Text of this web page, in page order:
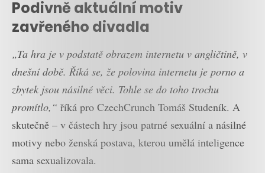
Podivně aktuální motiv
zavřeného divadla
„Ta hra je v podstatě obrazem internetu v angličtině, v
dnešní době. Říká se, že polovina internetu je porno a
zbytek jsou násilné věci. Tohle se do toho trochu
promítlo,“ říká pro CzechCrunch Tomáš Studeník. A
skutečně – v částech hry jsou patrné sexuální a násilné
motivy nebo ženská postava, kterou umělá inteligence
sama sexualizovala.